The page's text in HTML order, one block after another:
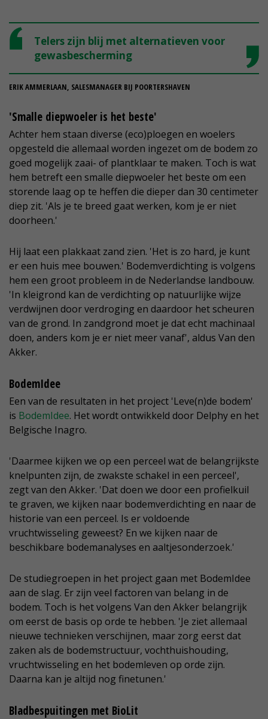
Telers zijn blij met alternatieven voor
gewasbescherming
ERIK AMMERLAAN, SALESMANAGER BIJ POORTERSHAVEN
'Smalle diepwoeler is het beste'
Achter hem staan diverse (eco)ploegen en woelers
opgesteld die allemaal worden ingezet om de bodem zo
goed mogelijk zaai- of plantklaar te maken. Toch is wat
hem betreft een smalle diepwoeler het beste om een
storende laag op te heffen die dieper dan 30 centimeter
diep zit. 'Als je te breed gaat werken, kom je er niet
doorheen.'
Hij laat een plakkaat zand zien. 'Het is zo hard, je kunt
er een huis mee bouwen.' Bodemverdichting is volgens
hem een groot probleem in de Nederlandse landbouw.
'In kleigrond kan de verdichting op natuurlijke wijze
verdwijnen door verdroging en daardoor het scheuren
van de grond. In zandgrond moet je dat echt machinaal
doen, anders kom je er niet meer vanaf', aldus Van den
Akker.
BodemIdee
Een van de resultaten in het project 'Leve(n)de bodem'
is BodemIdee. Het wordt ontwikkeld door Delphy en het
Belgische Inagro.
'Daarmee kijken we op een perceel wat de belangrijkste
knelpunten zijn, de zwakste schakel in een perceel',
zegt van den Akker. 'Dat doen we door een profielkuil
te graven, we kijken naar bodemverdichting en naar de
historie van een perceel. Is er voldoende
vruchtwisseling geweest? En we kijken naar de
beschikbare bodemanalyses en aaltjesonderzoek.'
De studiegroepen in het project gaan met BodemIdee
aan de slag. Er zijn veel factoren van belang in de
bodem. Toch is het volgens Van den Akker belangrijk
om eerst de basis op orde te hebben. 'Je ziet allemaal
nieuwe technieken verschijnen, maar zorg eerst dat
zaken als de bodemstructuur, vochthuishouding,
vruchtwisseling en het bodemleven op orde zijn.
Daarna kan je altijd nog finetunen.'
Bladbespuitingen met BioLit